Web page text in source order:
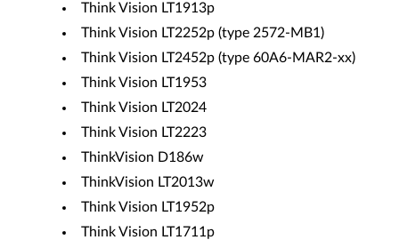
Think Vision LT1913p
Think Vision LT2252p (type 2572-MB1)
Think Vision LT2452p (type 60A6-MAR2-xx)
Think Vision LT1953
Think Vision LT2024
Think Vision LT2223
ThinkVision D186w
ThinkVision LT2013w
Think Vision LT1952p
Think Vision LT1711p